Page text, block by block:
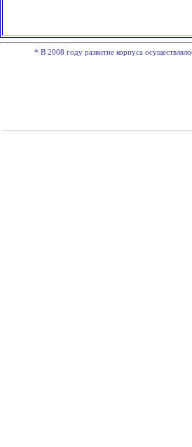
* В 2008 году развитие корпуса